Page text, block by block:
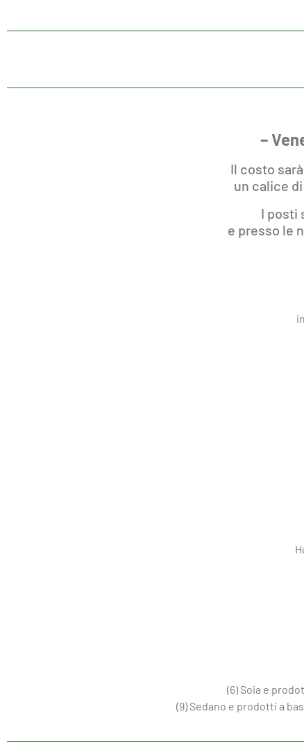
Ciak, si
–
Il costo
un calice
I posti
e presso le
(6) Soia e
(9) Sedano e prodotti a